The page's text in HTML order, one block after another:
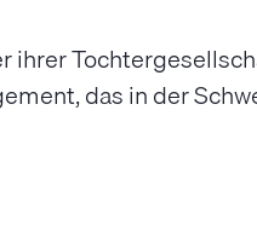
ihrer
das in der